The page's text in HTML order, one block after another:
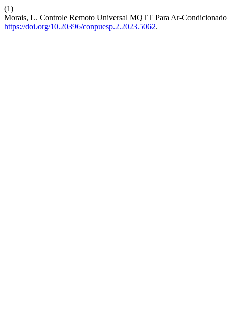
(1)
Morais, L. Controle Remoto Universal MQTT Para Ar-
https://doi.org/10.20396/conpuesp.2.2023.5062.